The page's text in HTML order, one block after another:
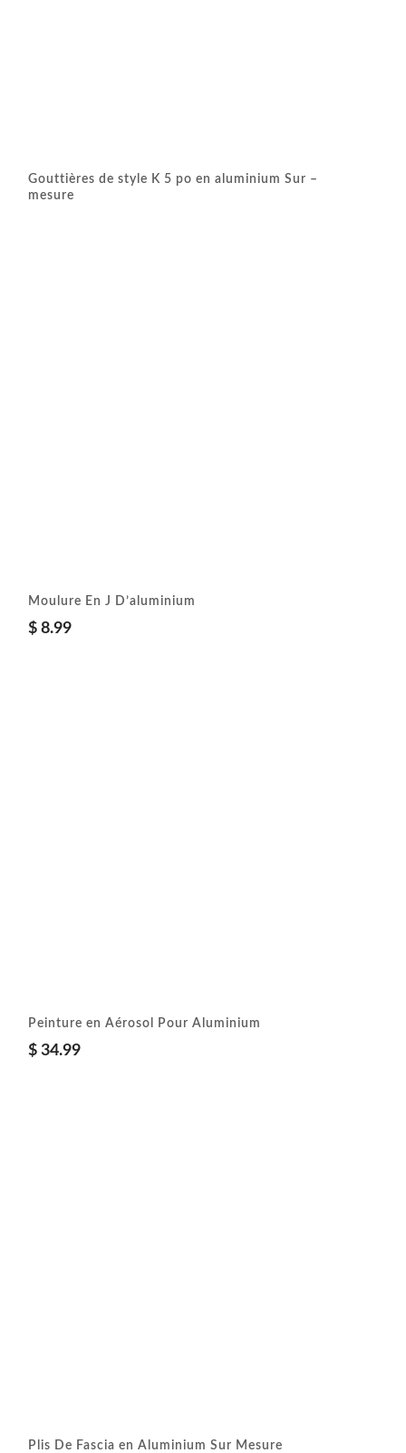
Gouttières de style K 5 po en aluminium Sur –
mesure
Moulure En J D’aluminium
$ 8.99
Peinture en Aérosol Pour Aluminium
$ 34.99
Plis De Fascia en Aluminium Sur Mesure